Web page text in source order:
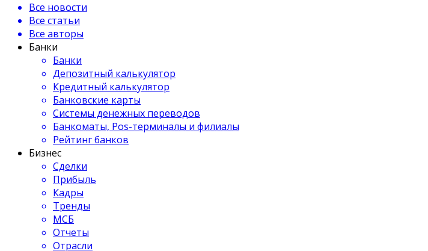
Все новости
Все статьи
Все авторы
Банки
Банки
Депозитный калькулятор
Кредитный калькулятор
Банковские карты
Системы денежных переводов
Банкоматы, Pos-терминалы и филиалы
Рейтинг банков
Бизнес
Сделки
Прибыль
Кадры
Тренды
МСБ
Отчеты
Отрасли